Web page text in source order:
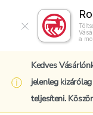
a
Kedves
jelenleg kizárólag
teljesíteni.